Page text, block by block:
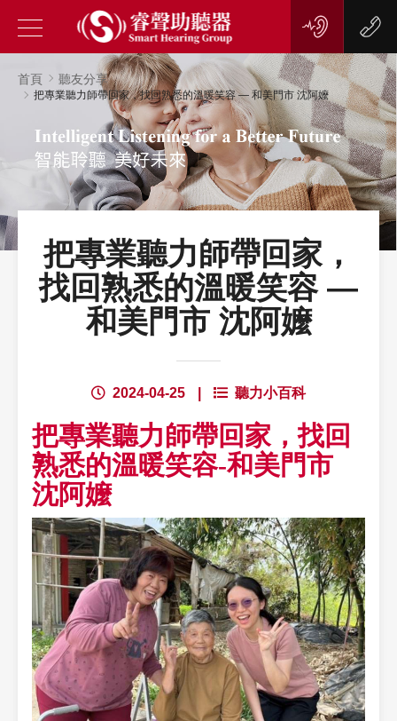
首頁 聽友分享
把專業聽力師帶回家，找回熟悉的溫暖笑容 — 和美門市 沈阿嬤
把專業聽力師帶回家，
找回熟悉的溫暖笑容 —
和美門市 沈阿嬤
2024-04-25 聽力小百科
把專業聽力師帶回家，找回
熟悉的溫暖笑容-和美門市
沈阿嬤